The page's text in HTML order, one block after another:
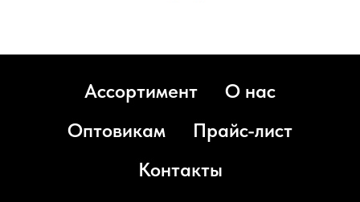
Ассортимент
О нас
Оптовикам
Прайс-лист
Контакты